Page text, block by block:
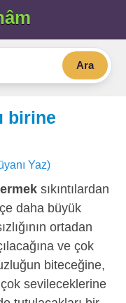
Ara
birine
Yaz)
sıkıntılardan
daha büyük
ortadan
ve çok
biteceğine,
sevileceklerine